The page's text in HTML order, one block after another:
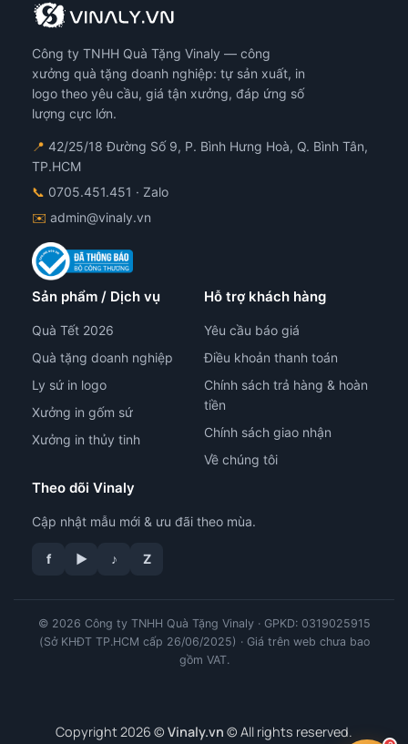
Công ty TNHH Quà Tặng Vinaly — công
xưởng quà tặng doanh nghiệp: tự sản xuất, in
logo theo yêu cầu, giá tận xưởng, đáp ứng số
lượng cực lớn.
📍 42/25/18 Đường Số 9, P. Bình Hưng Hoà, Q. Bình Tân,
TP.HCM
📞 0705.451.451 · Zalo
✉️ admin@vinaly.vn
Sản phẩm / Dịch vụ
Quà Tết 2026
Quà tặng doanh nghiệp
Ly sứ in logo
Xưởng in gốm sứ
Xưởng in thủy tinh
Hỗ trợ khách hàng
Yêu cầu báo giá
Điều khoản thanh toán
Chính sách trả hàng & hoàn
tiền
Chính sách giao nhận
Về chúng tôi
Theo dõi Vinaly
Cập nhật mẫu mới & ưu đãi theo mùa.
f ▶ ♪ Z
© 2026 Công ty TNHH Quà Tặng Vinaly · GPKD: 0319025915
(Sở KHĐT TP.HCM cấp 26/06/2025) · Giá trên web chưa bao
gồm VAT.
Copyright 2026 © Vinaly.vn © All rights reserved.